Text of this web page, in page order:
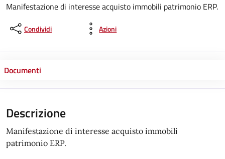
Manifestazione di interesse acquisto immobili patrimonio ERP.
Condividi Azioni
Documenti
Descrizione
Manifestazione di interesse acquisto immobili
patrimonio ERP.